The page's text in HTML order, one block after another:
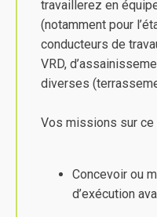
travaillerez en
(notamment pour
conducteurs de
VRD,
diverses
Vos missions sur ce
Concevoir ou
d’exécution